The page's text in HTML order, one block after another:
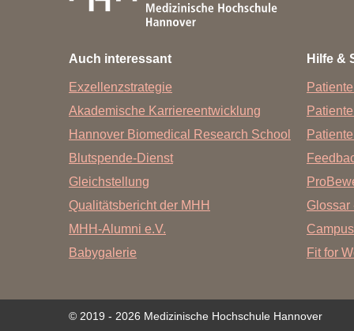
Auch interessant
Exzellenzstrategie
Akademische Karriereentwicklung
Hannover Biomedical Research School
Blutspende-Dienst
Gleichstellung
Qualitätsbericht der MHH
MHH-Alumni e.V.
Babygalerie
Hilfe &
Glossar
Fit for
© 2019 - 2026 Medizinische Hochschule Hannover